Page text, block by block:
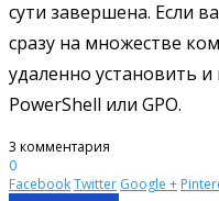
сути завершена. Если
сразу на множестве
удаленно установить
PowerShell или GPO.
3 комментария
0
FacebookTwitter Google +